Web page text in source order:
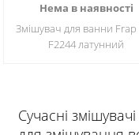
Нема в наявності
Змішувач для ванни Frap
F2244 латунний
Сучасні